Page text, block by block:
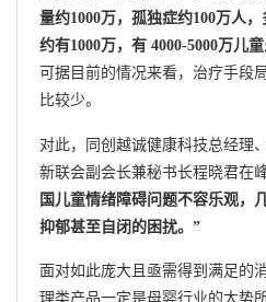
量约1000万，孤独症约100万人
约有1000万，有 4000-5000万儿
可据目前的情况来看，治疗手段
比较少。
对此，同创越诚健康科技总经理
新联会副会长兼秘书长程晓君在
国儿童情绪障碍问题不容乐观，
抑郁甚至自闭的困扰。”
面对如此庞大且亟需得到满足的
理类产品一定是母婴行业的大势